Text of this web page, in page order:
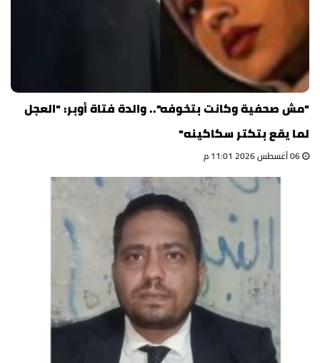
"مش صحفية وكانت بتخوفه".. والدة فتاة أوبر: "العجل
لما يقع بتكتر سكاكينه"